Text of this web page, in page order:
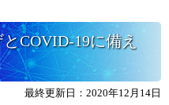
COVID-19に備え
最終更新日：2020年12月14日